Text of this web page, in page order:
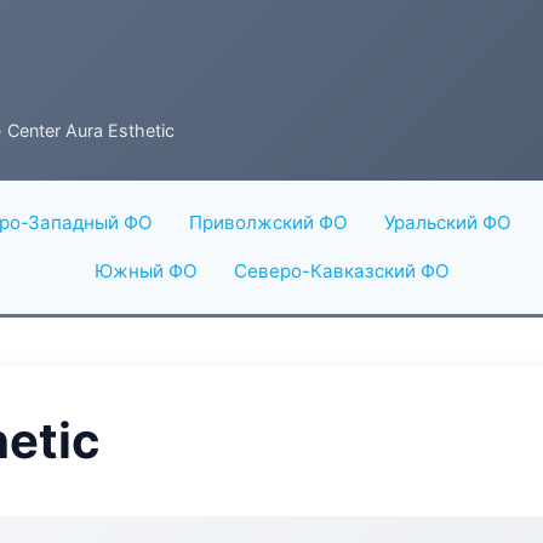
Aura Esthetic
Западный ФО Приволжский ФО Уральский ФО
Южный ФО Северо-Кавказский ФО